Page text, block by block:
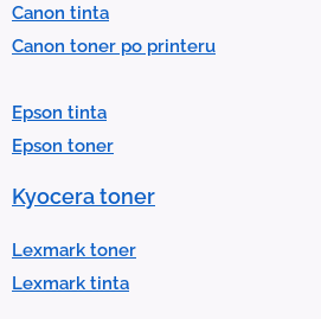
Canon tinta
Canon toner po printeru
Epson tinta
Epson toner
Kyocera toner
Lexmark toner
Lexmark tinta